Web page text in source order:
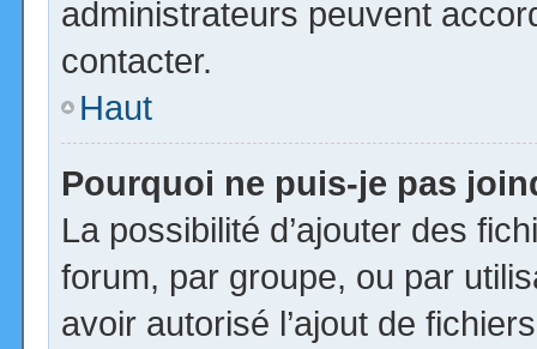
administrateurs peuvent
contacter.
Haut
Pourquoi ne puis-je pas
La possibilité d’ajouter des
forum, par groupe, ou par
avoir autorisé l’ajout de